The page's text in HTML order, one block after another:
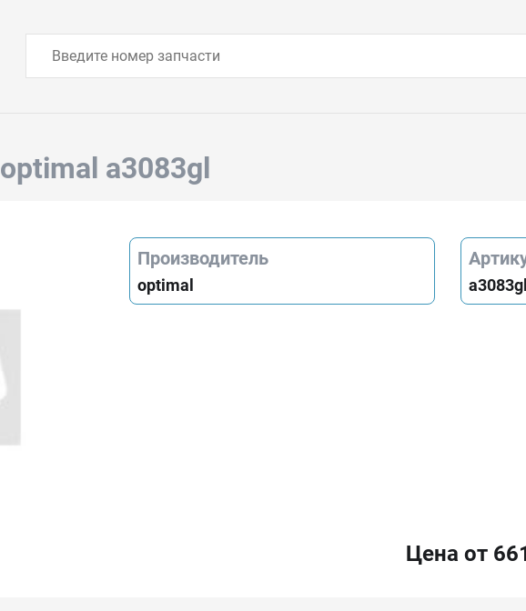
optimal a3083gl
Производитель
optimal a3083gl
Цена от